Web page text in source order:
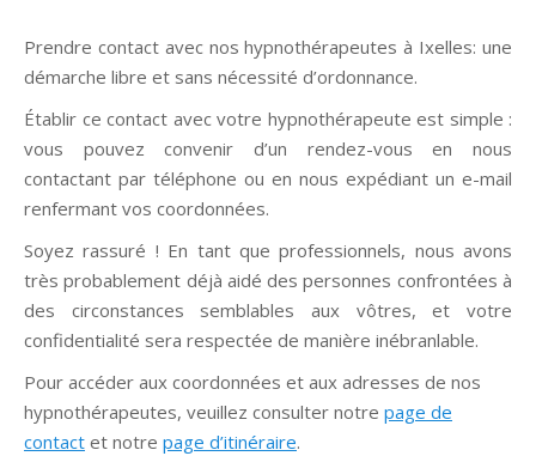
Prendre contact avec nos hypnothérapeutes à Ixelles: une
démarche libre et sans nécessité d’ordonnance.
Établir ce contact avec votre hypnothérapeute est simple :
vous pouvez convenir d’un rendez-vous en nous
contactant par téléphone ou en nous expédiant un e-mail
renfermant vos coordonnées.
Soyez rassuré ! En tant que professionnels, nous avons
très probablement déjà aidé des personnes confrontées à
des circonstances semblables aux vôtres, et votre
confidentialité sera respectée de manière inébranlable.
Pour accéder aux coordonnées et aux adresses de nos
hypnothérapeutes, veuillez consulter notre page de
contact et notre page d’itinéraire.